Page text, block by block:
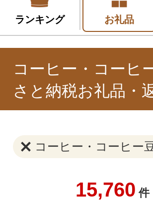
ランキング お礼品
コーヒー・コーヒ
さと納税お礼品・
コーヒー・コーヒー
15,760 件